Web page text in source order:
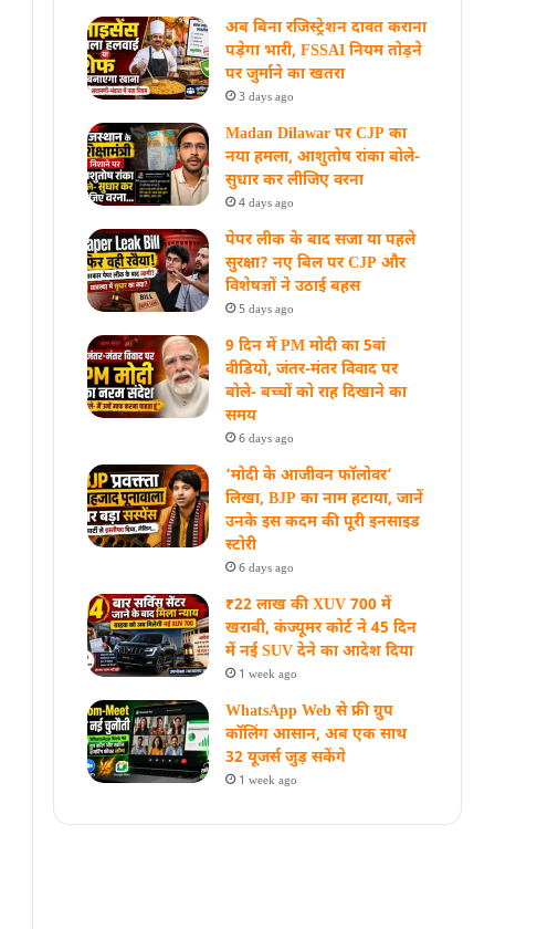
अब बिना रजिस्ट्रेशन दावत कराना
पड़ेगा भारी, FSSAI नियम तोड़ने
पर जुर्माने का खतरा
3 days ago
Madan Dilawar पर CJP का
नया हमला, आशुतोष रांका बोले-
सुधार कर लीजिए वरना
4 days ago
पेपर लीक के बाद सजा या पहले
सुरक्षा? नए बिल पर CJP और
विशेषज्ञों ने उठाई बहस
5 days ago
9 दिन में PM मोदी का 5वां
वीडियो, जंतर-मंतर विवाद पर
बोले- बच्चों को राह दिखाने का
समय
6 days ago
‘मोदी के आजीवन फॉलोवर’
लिखा, BJP का नाम हटाया, जानें
उनके इस कदम की पूरी इनसाइड
स्‍टोरी
6 days ago
₹22 लाख की XUV 700 में
खराबी, कंज्यूमर कोर्ट ने 45 दिन
में नई SUV देने का आदेश दिया
1 week ago
WhatsApp Web से फ्री ग्रुप
कॉलिंग आसान, अब एक साथ
32 यूजर्स जुड़ सकेंगे
1 week ago